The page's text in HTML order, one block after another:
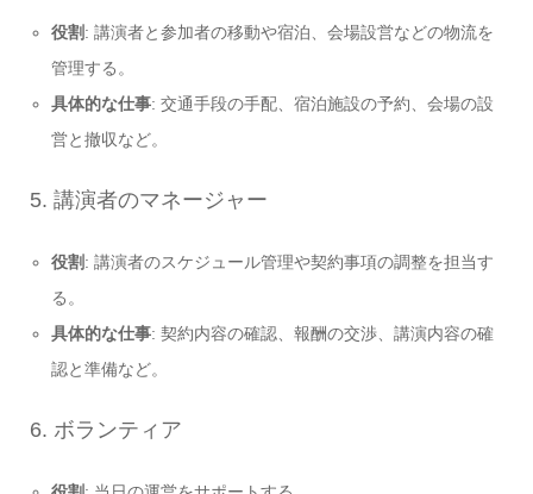
役割: 講演者と参加者の移動や宿泊、会場設営などの物流を
管理する。
具体的な仕事: 交通手段の手配、宿泊施設の予約、会場の設
営と撤収など。
5. 講演者のマネージャー
役割: 講演者のスケジュール管理や契約事項の調整を担当す
る。
具体的な仕事: 契約内容の確認、報酬の交渉、講演内容の確
認と準備など。
6. ボランティア